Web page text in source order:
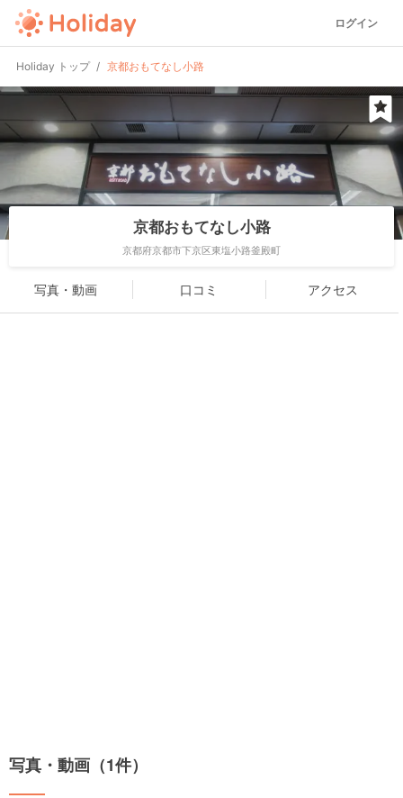
ログイン
Holiday トップ 京都おもてなし小路
京都おもてなし小路
京都府京都市下京区東塩小路釜殿町
写真・動画 口コミ アクセス
写真・動画（1件）